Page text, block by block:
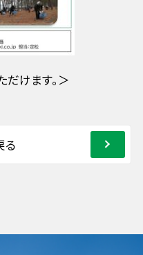
だけます。＞
る